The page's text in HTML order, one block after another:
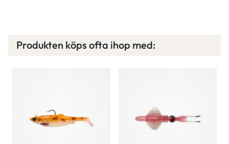
Produkten köps ofta ihop med: